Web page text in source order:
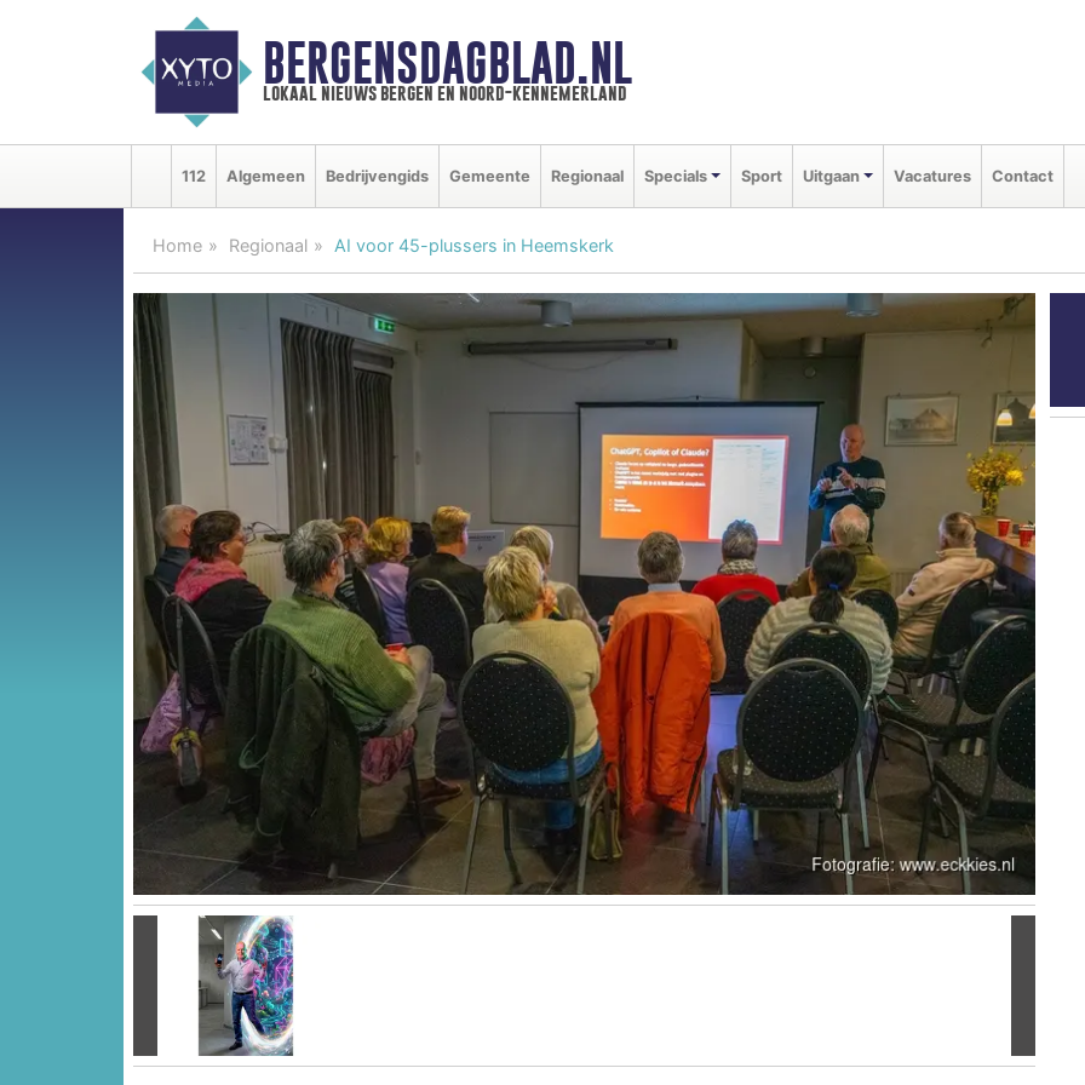
BERGENSDAGBLAD.NL
lokaal nieuws bergen en noord-kennemerland
112 Algemeen Bedrijvengids Gemeente Regionaal Specials Sport Uitgaan Vacatures Contact
Home Regionaal AI voor 45-plussers in Heemskerk